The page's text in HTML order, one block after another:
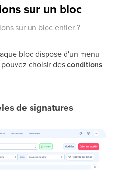
sur un bloc
sur un bloc entier ?
bloc dispose d'un menu
choisir desconditions
de signatures